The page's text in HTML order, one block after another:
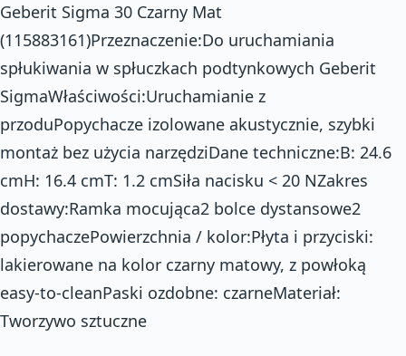
Geberit Sigma 30 Czarny Mat
(115883161)Przeznaczenie:Do uruchamiania
spłukiwania w spłuczkach podtynkowych Geberit
SigmaWłaściwości:Uruchamianie z
przoduPopychacze izolowane akustycznie, szybki
montaż bez użycia narzędziDane techniczne:B: 24.6
cmH: 16.4 cmT: 1.2 cmSiła nacisku < 20 NZakres
dostawy:Ramka mocująca2 bolce dystansowe2
popychaczePowierzchnia / kolor:Płyta i przyciski:
lakierowane na kolor czarny matowy, z powłoką
easy-to-cleanPaski ozdobne: czarneMateriał:
Tworzywo sztuczne